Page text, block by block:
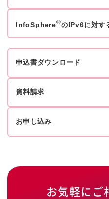
InfoSphere®のIPv6に対す
申込書ダウンロード
資料請求
お申し込み
お気軽にご